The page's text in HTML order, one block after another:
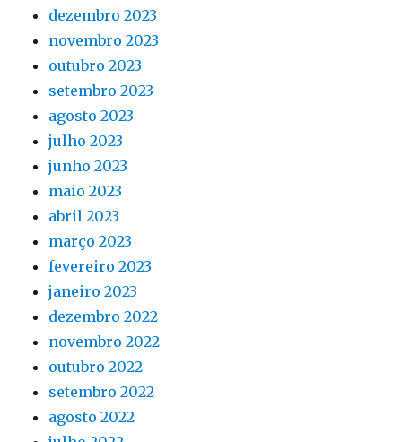
dezembro 2023
novembro 2023
outubro 2023
setembro 2023
agosto 2023
julho 2023
junho 2023
maio 2023
abril 2023
março 2023
fevereiro 2023
janeiro 2023
dezembro 2022
novembro 2022
outubro 2022
setembro 2022
agosto 2022